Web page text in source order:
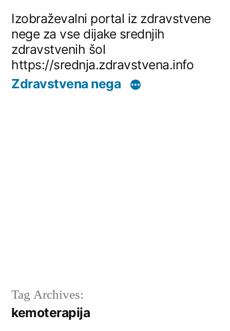
content
Izobraževalni portal iz zdravstvene
nege za vse dijake srednjih
zdravstvenih šol
https://srednja.zdravstvena.info
Zdravstvena nega
Tag Archives:
kemoterapija